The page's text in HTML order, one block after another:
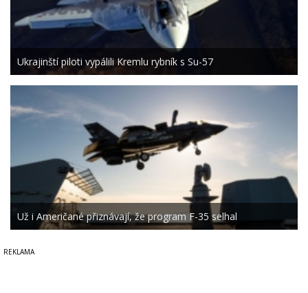
Ukrajinští piloti vypálili Kremlu rybník s Su-57
Už i Američané přiznávají, že program F-35 selhal